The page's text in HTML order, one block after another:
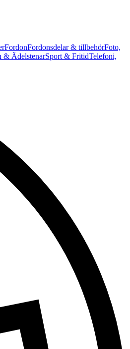
FordonFordonsdelar & tillbehörFoto,
& ÄdelstenarSport & FritidTelefoni,